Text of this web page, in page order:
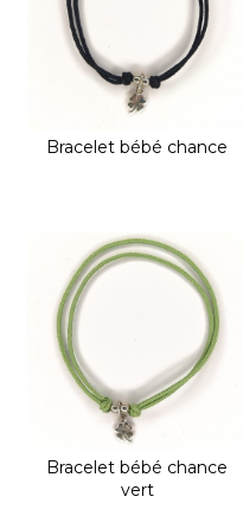
Bracelet bébé chance
Bracelet bébé chance
vert